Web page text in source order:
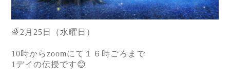
🌈2月25日（水曜日）
10時からzoomにて１６時ごろまで
1デイの伝授です😊